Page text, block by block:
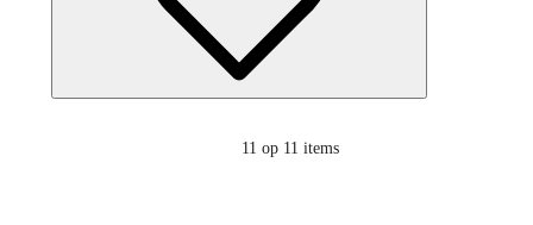
11 op 11 items